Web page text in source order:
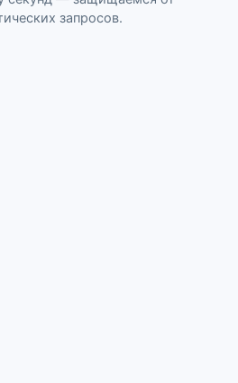
запросов.